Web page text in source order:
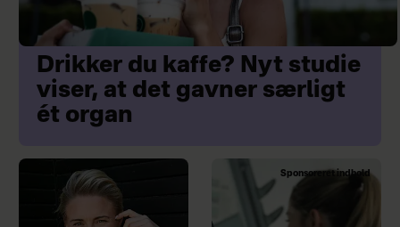
Drikker du kaffe? Nyt studie
viser, at det gavner særligt
ét organ
Sponsoreret indhold